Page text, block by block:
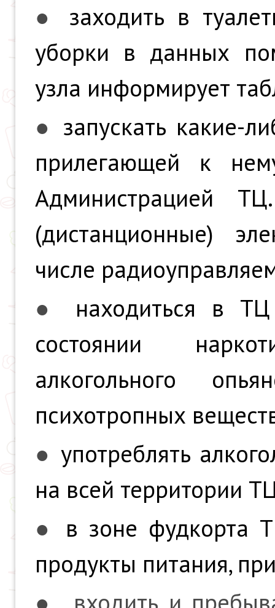
● заходить в
уборки в данных
узла информирует
● запускать какие-
прилегающей к
Администрацией
(дистанционные)
числе
● находиться в
состоянии
алкогольного
психотропных
● употреблять
на всей территории
● в зоне фудкорта
продукты питания,